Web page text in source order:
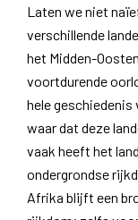
Laten we niet
verschillende
het Midden-
voortdurende
hele
waar dat deze
vaak heeft het
ondergrondse
Afrika blijft een